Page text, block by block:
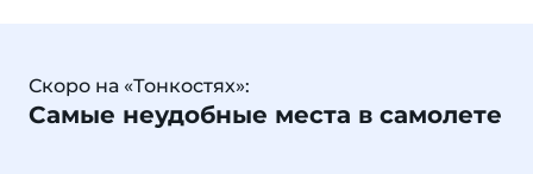
Скоро на «Тонкостях»:
Самые неудобные места в самолете